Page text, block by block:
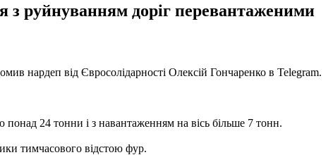
з руйнуванням доріг перевантаженими
нардеп від Євросолідарності Олексій Гончаренко в Telegram.
24 тонни і з навантаженням на вісь більше 7 тонн.
тимчасового відстою фур.